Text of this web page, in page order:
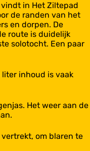
in Het Ziltepad
de randen van het
en dorpen. De
route is duidelijk
solotocht. Een paar
inhoud is vaak
Het weer aan de
om blaren te